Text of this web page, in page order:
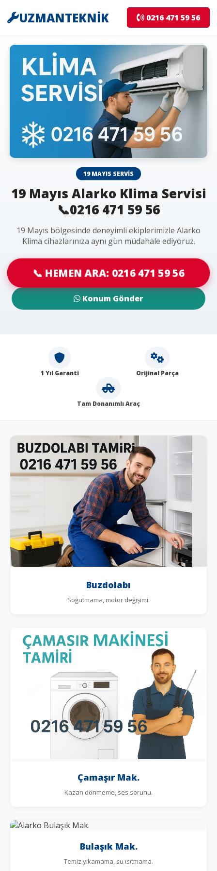
UZMANTEKNİK 0216 471 59 56
19 MAYIS SERVIS
19 Mayıs Alarko Klima Servisi
📞0216 471 59 56
19 Mayıs bölgesinde deneyimli ekiplerimizle Alarko
Klima cihazlarınıza aynı gün müdahale ediyoruz.
📞 HEMEN ARA: 0216 471 59 56
Konum Gönder
1 Yıl Garanti Orijinal Parça
Tam Donanımlı Araç
Buzdolabı
Soğutmama, motor değişimi.
Çamaşır Mak.
Kazan dönmeme, ses sorunu.
Bulaşık Mak.
Temiz yıkamama, su ısıtmama.